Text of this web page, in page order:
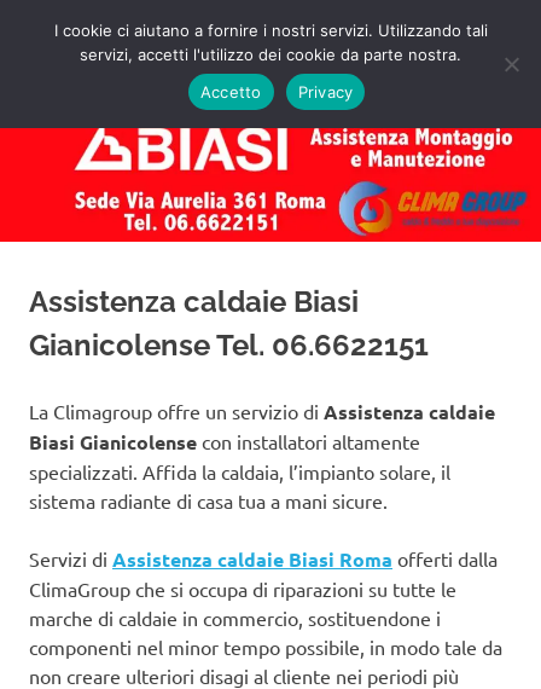
Assistenza
Caldaie
Biasi
Roma
Preventivo!
MENU
Assistenza caldaie Biasi
Gianicolense Tel. 06.6622151
La Climagroup offre un servizio di Assistenza caldaie
Biasi Gianicolense con installatori altamente
specializzati. Affida la caldaia, l’impianto solare, il
sistema radiante di casa tua a mani sicure.
Servizi di Assistenza caldaie Biasi Roma offerti dalla
ClimaGroup che si occupa di riparazioni su tutte le
marche di caldaie in commercio, sostituendone i
componenti nel minor tempo possibile, in modo tale da
non creare ulteriori disagi al cliente nei periodi più
I cookie ci aiutano a fornire i nostri servizi. Utilizzando tali
servizi, accetti l'utilizzo dei cookie da parte nostra.
Accetto
Privacy